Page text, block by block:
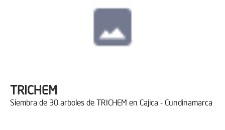
TRICHEM
Siembra de 30 arboles de TRICHEM en Cajica - Cundinamarca